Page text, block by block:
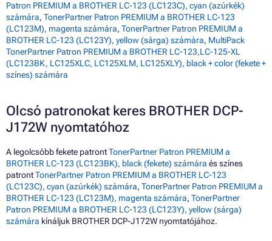
Patron PREMIUM a BROTHER LC-123 (LC123C), cyan (azúrkék)
számára, TonerPartner Patron PREMIUM a BROTHER LC-123
(LC123M), magenta számára, TonerPartner Patron PREMIUM a
BROTHER LC-123 (LC123Y), yellow (sárga) számára, MultiPack
TonerPartner Patron PREMIUM a BROTHER LC-123,LC-125-XL
(LC123BK, LC125XLC, LC125XLM, LC125XLY), black + color (fekete +
színes) számára
Olcsó patronokat keres BROTHER DCP-
J172W nyomtatóhoz
A legolcsóbb fekete patrontTonerPartner Patron PREMIUM a
BROTHER LC-123 (LC123BK), black (fekete) számára és színes
patrontTonerPartner Patron PREMIUM a BROTHER LC-123
(LC123C), cyan (azúrkék) számára, TonerPartner Patron PREMIUM a
BROTHER LC-123 (LC123M), magenta számára, TonerPartner
Patron PREMIUM a BROTHER LC-123 (LC123Y), yellow (sárga)
számára kínáljuk BROTHER DCP-J172W nyomtatójához.